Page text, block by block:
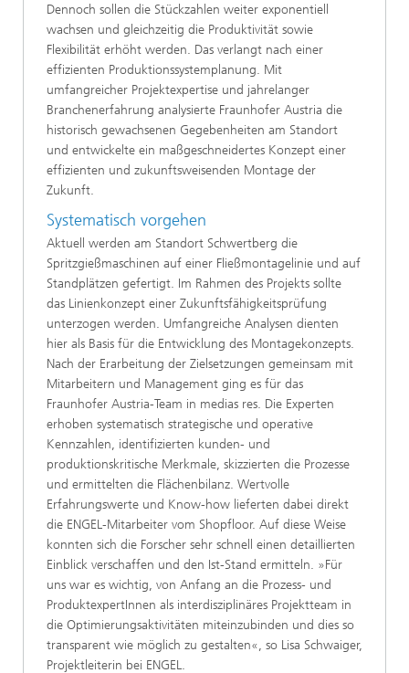
Dennoch sollen die Stückzahlen weiter exponentiell
wachsen und gleichzeitig die Produktivität sowie
Flexibilität erhöht werden. Das verlangt nach einer
effizienten Produktionssystemplanung. Mit
umfangreicher Projektexpertise und jahrelanger
Branchenerfahrung analysierte Fraunhofer Austria die
historisch gewachsenen Gegebenheiten am Standort
und entwickelte ein maßgeschneidertes Konzept einer
effizienten und zukunftsweisenden Montage der
Zukunft.
Systematisch vorgehen
Aktuell werden am Standort Schwertberg die
Spritzgießmaschinen auf einer Fließmontagelinie und auf
Standplätzen gefertigt. Im Rahmen des Projekts sollte
das Linienkonzept einer Zukunftsfähigkeitsprüfung
unterzogen werden. Umfangreiche Analysen dienten
hier als Basis für die Entwicklung des Montagekonzepts.
Nach der Erarbeitung der Zielsetzungen gemeinsam mit
Mitarbeitern und Management ging es für das
Fraunhofer Austria-Team in medias res. Die Experten
erhoben systematisch strategische und operative
Kennzahlen, identifizierten kunden- und
produktionskritische Merkmale, skizzierten die Prozesse
und ermittelten die Flächenbilanz. Wertvolle
Erfahrungswerte und Know-how lieferten dabei direkt
die ENGEL-Mitarbeiter vom Shopfloor. Auf diese Weise
konnten sich die Forscher sehr schnell einen detaillierten
Einblick verschaffen und den Ist-Stand ermitteln. »Für
uns war es wichtig, von Anfang an die Prozess- und
ProduktexpertInnen als interdisziplinäres Projektteam in
die Optimierungsaktivitäten miteinzubinden und dies so
transparent wie möglich zu gestalten«, so Lisa Schwaiger,
Projektleiterin bei ENGEL.